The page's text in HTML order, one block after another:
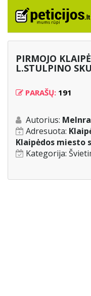
PIRMOJO
L.STULPINO
PARAŠŲ: 191
Autorius:
Adresuota:
Klaipėdos miesto
Kategorija: